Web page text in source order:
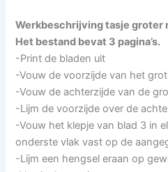
Werkbeschrijving tasje groter
Het bestand bevat 3 pagina’s.
-Print de bladen uit
-Vouw de voorzijde van het
-Vouw de achterzijde van de
-Lijm de voorzijde over de
-Vouw het klepje van blad 3 in
onderste vlak vast op de
-Lijm een hengsel eraan op